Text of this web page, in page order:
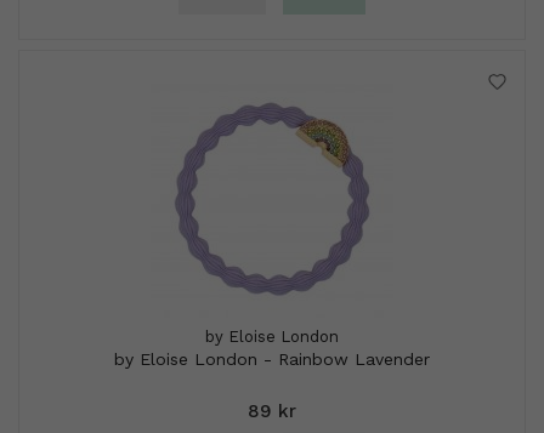
by Eloise London
by Eloise London - Rainbow Lavender
89 kr